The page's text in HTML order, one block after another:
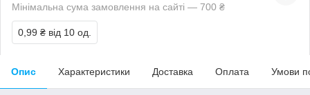
Мінімальна сума замовлення на сайті — 700 ₴
0,99 ₴ від 10 од.
Опис Характеристики Доставка Оплата Умови